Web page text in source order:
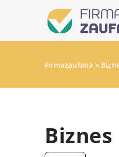
Firmazaufana »
Biznes